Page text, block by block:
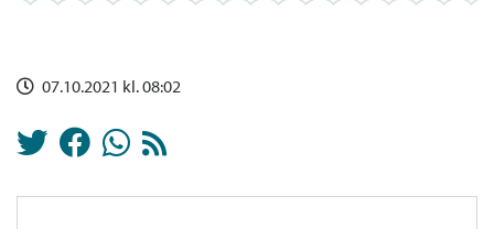
07.10.2021 kl. 08:02